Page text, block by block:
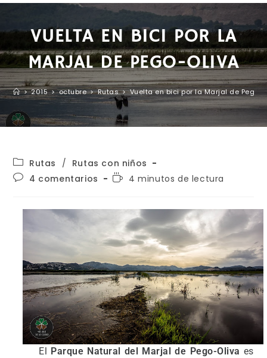
VUELTA EN BICI POR LA
MARJAL DE PEGO-OLIVA
> 2015 > octubre > Rutas > Vuelta en bici por la Marjal de Pego-
Rutas / Rutas con niños
4 comentarios
4 minutos de lectura
El Parque Natural del Marjal de Pego-Oliva es